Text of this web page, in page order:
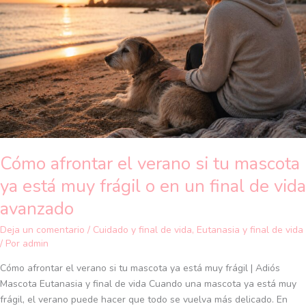
Cómo afrontar el verano si tu mascota
ya está muy frágil o en un final de vida
avanzado
Deja un comentario / Cuidado y final de vida, Eutanasia y final de vida
/ Por admin
Cómo afrontar el verano si tu mascota ya está muy frágil | Adiós
Mascota Eutanasia y final de vida Cuando una mascota ya está muy
frágil, el verano puede hacer que todo se vuelva más delicado. En
si
tu
mascota
ya
está
muy
frágil
o
en
final
vida
avanzado